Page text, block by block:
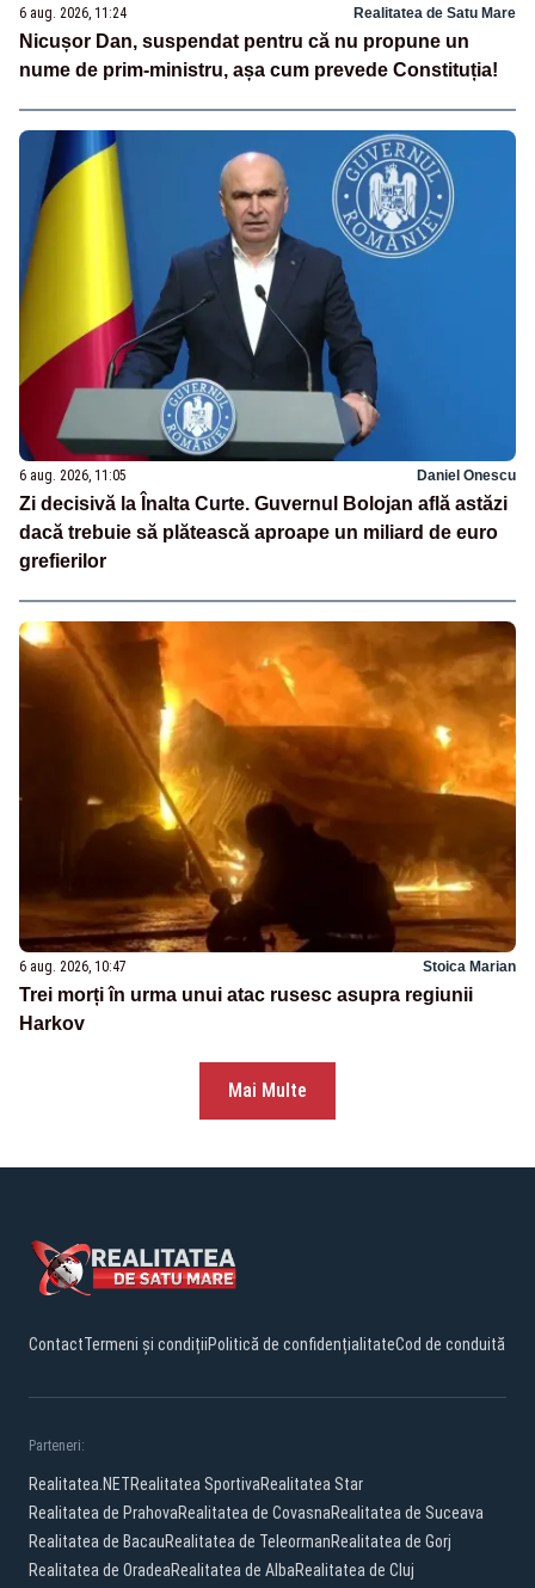
6 aug. 2026, 11:24 Realitatea de Satu Mare
Nicușor Dan, suspendat pentru că nu propune un
nume de prim-ministru, așa cum prevede Constituția!
6 aug. 2026, 11:05 Daniel Onescu
Zi decisivă la Înalta Curte. Guvernul Bolojan află astăzi
dacă trebuie să plătească aproape un miliard de euro
grefierilor
6 aug. 2026, 10:47 Stoica Marian
Trei morți în urma unui atac rusesc asupra regiunii
Harkov
Mai Multe
ContactTermeni și condițiiPolitică de confidențialitateCod de conduită
Parteneri:
Realitatea.NETRealitatea SportivaRealitatea Star
Realitatea de PrahovaRealitatea de CovasnaRealitatea de Suceava
Realitatea de BacauRealitatea de TeleormanRealitatea de Gorj
Realitatea de OradeaRealitatea de AlbaRealitatea de Cluj